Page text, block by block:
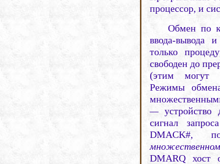
процес­сор, и
Обмен по
ввода-вывода
только
свободен до
(этим могут
Режимы
—устройство
сигнал
DMACK#,
DMARQ хост